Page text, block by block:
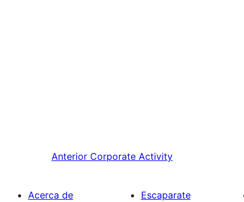
Anterior Corporate Activity
Acerca de Escaparate